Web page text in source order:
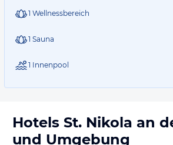
1 Wellnessbereich
1 Sauna
1 Innenpool
Hotels St. Nikola an
und Umgebung